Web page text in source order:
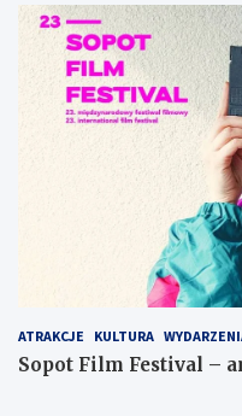
ATRAKCJE KULTURA
Sopot Film Festival –